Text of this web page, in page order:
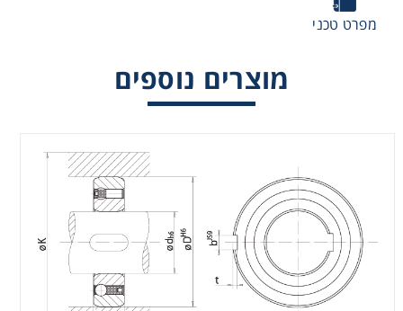
מפרט טכני
מוצרים נוספים
מיסבים חד כווניים